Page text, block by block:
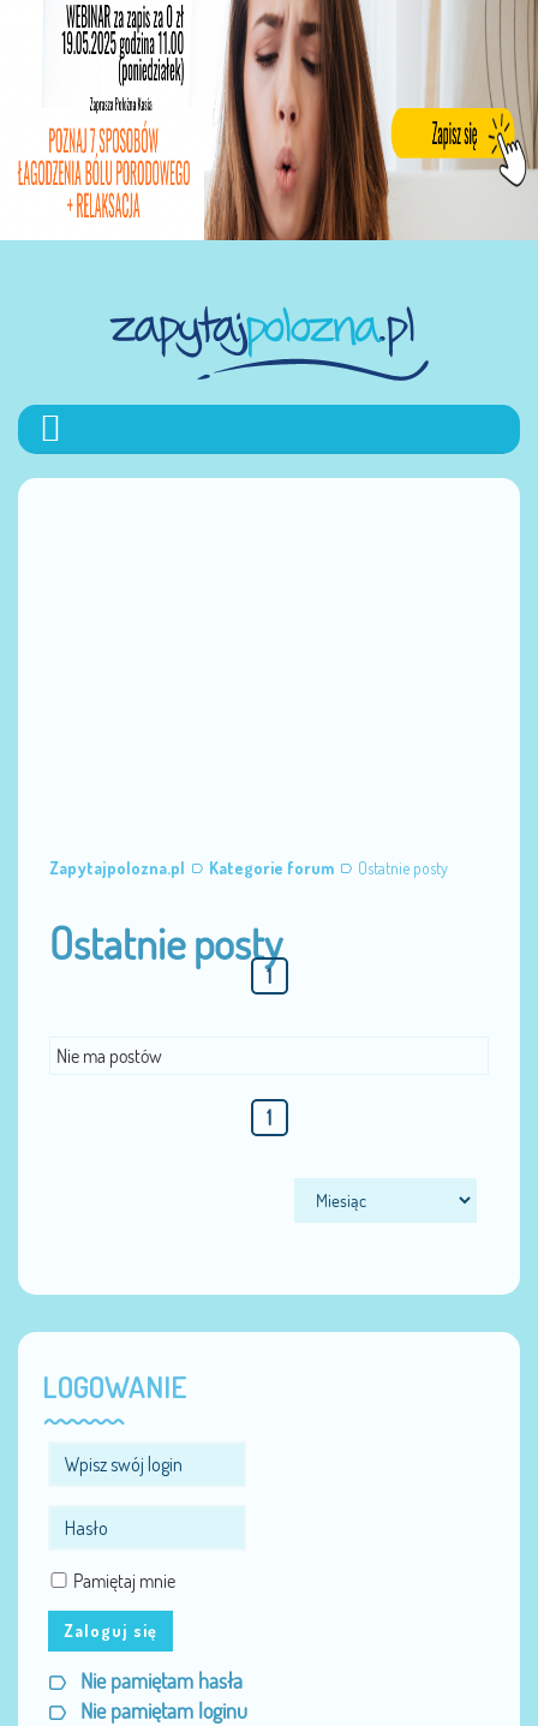
Zapytajpolozna.pl Kategorie forum Ostatnie posty
Ostatnie posty
1
Nie ma postów
1
LOGOWANIE
Pamiętaj mnie
Zaloguj się
Nie pamiętam hasła
Nie pamiętam loginu